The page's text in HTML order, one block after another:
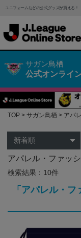
ユニフォームなどの公式グッズが買える！
サガン鳥栖
公式オンライ
TOP サガン鳥栖 アパ
アパレル・ファッ
検索結果：10件
「アパレル・